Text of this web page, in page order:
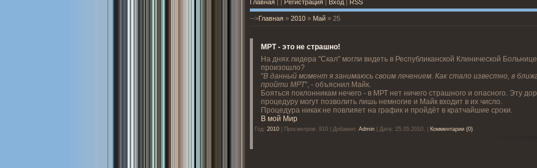
Главная | | Регистрация | Вход | RSS
-->Главная » 2010 » Май » 25
МРТ - это не страшно!
На днях лидера "Скал" могли видеть в Республиканской Клинической
произошло?
"В данный момент я занимаюсь своим лечением. Как стало известно, в
пройти МРТ", - объяснил Майк.
Бояться поклонникам нечего - в МРТ нет ничего страшного и опасного. Эту
процедуру могут позволить лишь немногие и Майк входит в их число.
Процедура никак не повлияет на график и пройдёт в кратчайшие сроки.
В мой Мир
Год: 2010 | Просмотров: 910 | Добавил: Admin | Дата: 25.05.2010, Комментарии (0)